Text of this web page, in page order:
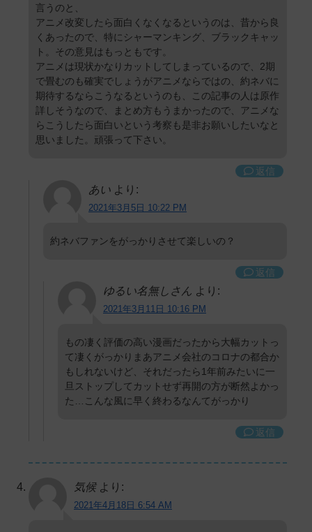
言うのと、
アニメ改変したら面白くなくなるというのは、昔から良
くあったので、特にシャーマンキング、ブラックキャッ
ト。その意見はもっともです。
アニメは現状かなりカットしてしまっているので、2期
で畳むのも確実でしょうがアニメならではの、約ネバに
期待するならこうなるというのも、この記事の人は原作
詳しそうなので、まとめ方もうまかったので、アニメな
らこうしたら面白いという考察も是非お願いしたいなと
思いました。頑張って下さい。
返信
あい より:
2021年3月5日 10:22 PM
約ネバファンをがっかりさせて楽しいの？
返信
ゆるい名無しさん より:
2021年3月11日 10:16 PM
もの凄く評価の高い漫画だったから大幅カットっ
て凄くがっかりまあアニメ会社のコロナの都合か
もしれないけど、それだったら1年前みたいに一
旦ストップしてカットせず再開の方が断然よかっ
た…こんな風に早く終わるなんてがっかり
返信
気候 より:
2021年4月18日 6:54 AM